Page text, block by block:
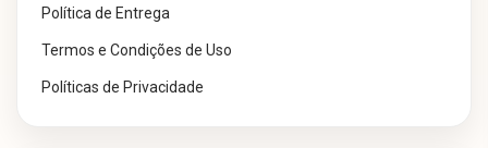
Política de Entrega
Termos e Condições de Uso
Políticas de Privacidade